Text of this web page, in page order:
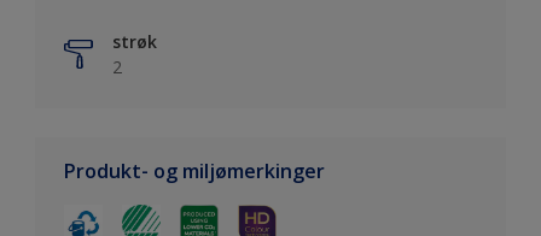
strøk
2
Produkt- og miljømerkinger